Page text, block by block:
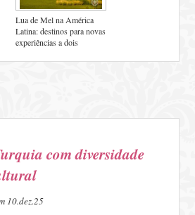
Lua de Mel na América
Latina: destinos para novas
experiências a dois
com diversidade
10.dez.25